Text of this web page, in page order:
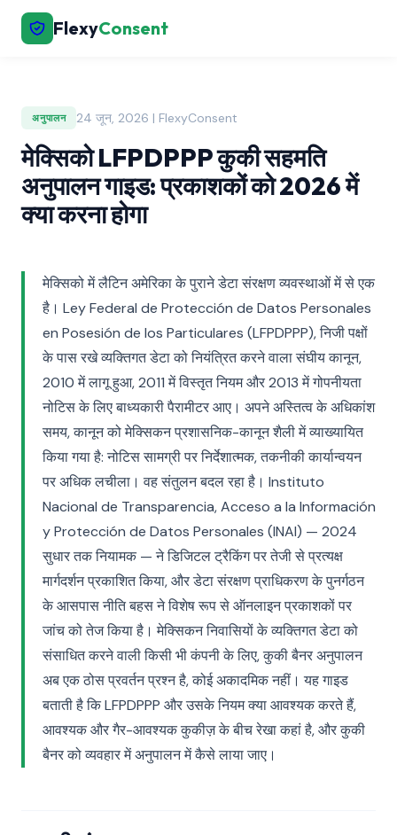
FlexyConsent
अनुपालन 24 जून, 2026 | FlexyConsent
मेक्सिको LFPDPPP कुकी सहमति
अनुपालन गाइड: प्रकाशकों को 2026 में
क्या करना होगा
मेक्सिको में लैटिन अमेरिका के पुराने डेटा संरक्षण व्यवस्थाओं में से एक
है। Ley Federal de Protección de Datos Personales
en Posesión de los Particulares (LFPDPPP), निजी पक्षों
के पास रखे व्यक्तिगत डेटा को नियंत्रित करने वाला संघीय कानून,
2010 में लागू हुआ, 2011 में विस्तृत नियम और 2013 में गोपनीयता
नोटिस के लिए बाध्यकारी पैरामीटर आए। अपने अस्तित्व के अधिकांश
समय, कानून को मेक्सिकन प्रशासनिक-कानून शैली में व्याख्यायित
किया गया है: नोटिस सामग्री पर निर्देशात्मक, तकनीकी कार्यान्वयन
पर अधिक लचीला। वह संतुलन बदल रहा है। Instituto
Nacional de Transparencia, Acceso a la Información
y Protección de Datos Personales (INAI) — 2024
सुधार तक नियामक — ने डिजिटल ट्रैकिंग पर तेजी से प्रत्यक्ष
मार्गदर्शन प्रकाशित किया, और डेटा संरक्षण प्राधिकरण के पुनर्गठन
के आसपास नीति बहस ने विशेष रूप से ऑनलाइन प्रकाशकों पर
जांच को तेज किया है। मेक्सिकन निवासियों के व्यक्तिगत डेटा को
संसाधित करने वाली किसी भी कंपनी के लिए, कुकी बैनर अनुपालन
अब एक ठोस प्रवर्तन प्रश्न है, कोई अकादमिक नहीं। यह गाइड
बताती है कि LFPDPPP और उसके नियम क्या आवश्यक करते हैं,
आवश्यक और गैर-आवश्यक कुकीज़ के बीच रेखा कहां है, और कुकी
बैनर को व्यवहार में अनुपालन में कैसे लाया जाए।